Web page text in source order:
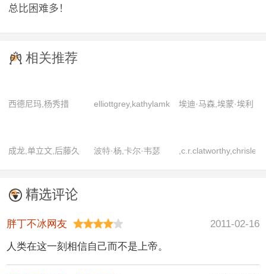
总比困难多！
相关推荐
西德尼玛,杨秀措
elliottgrey,kathylamkin,peggywalton-
森,根·希克森,克里·
·克里斯特,伊萨·戴维
埃迪·马森,埃蒙·埃利
特,加里·刘易斯,杰米
纳,雪莉·亨德森,伊恩
成龙,单立文,后藤久
波特·杨,卡尔·韦瑟
精选评论
胖丁不冰网友
2011-02-16
人类在这一刻相信自己而不是上帝。